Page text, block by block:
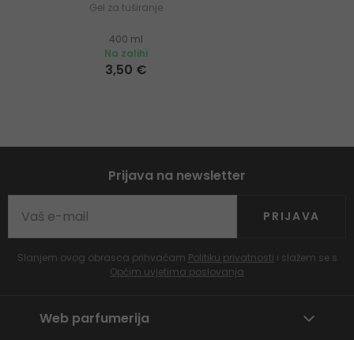
Gel za tuširanje
400 ml
Na zalihi
3,50 €
Prijava na newsletter
PRIJAVA
Slanjem ovog obrasca prihvaćam Politiku privatnosti i slažem se s
Općim uvjetima poslovanja
Web parfumerija